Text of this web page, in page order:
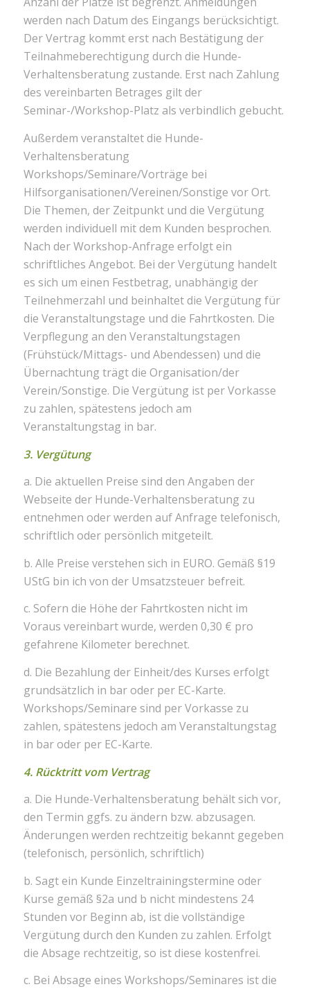
werden nach Datum des Eingangs berücksichtigt.
Der Vertrag kommt erst nach Bestätigung der
Teilnahmeberechtigung durch die Hunde-
Verhaltensberatung zustande. Erst nach Zahlung
des vereinbarten Betrages gilt der
Seminar-/Workshop-Platz als verbindlich gebucht.
Außerdem veranstaltet die Hunde-
Verhaltensberatung
Workshops/Seminare/Vorträge bei
Hilfsorganisationen/Vereinen/Sonstige vor Ort.
Die Themen, der Zeitpunkt und die Vergütung
werden individuell mit dem Kunden besprochen.
Nach der Workshop-Anfrage erfolgt ein
schriftliches Angebot. Bei der Vergütung handelt
es sich um einen Festbetrag, unabhängig der
Teilnehmerzahl und beinhaltet die Vergütung für
die Veranstaltungstage und die Fahrtkosten. Die
Verpflegung an den Veranstaltungstagen
(Frühstück/Mittags- und Abendessen) und die
Übernachtung trägt die Organisation/der
Verein/Sonstige. Die Vergütung ist per Vorkasse
zu zahlen, spätestens jedoch am
Veranstaltungstag in bar.
3. Vergütung
a. Die aktuellen Preise sind den Angaben der
Webseite der Hunde-Verhaltensberatung zu
entnehmen oder werden auf Anfrage telefonisch,
schriftlich oder persönlich mitgeteilt.
b. Alle Preise verstehen sich in EURO. Gemäß §19
UStG bin ich von der Umsatzsteuer befreit.
c. Sofern die Höhe der Fahrtkosten nicht im
Voraus vereinbart wurde, werden 0,30 € pro
gefahrene Kilometer berechnet.
d. Die Bezahlung der Einheit/des Kurses erfolgt
grundsätzlich in bar oder per EC-Karte.
Workshops/Seminare sind per Vorkasse zu
zahlen, spätestens jedoch am Veranstaltungstag
in bar oder per EC-Karte.
4. Rücktritt vom Vertrag
a. Die Hunde-Verhaltensberatung behält sich vor,
den Termin ggfs. zu ändern bzw. abzusagen.
Änderungen werden rechtzeitig bekannt gegeben
(telefonisch, persönlich, schriftlich)
b. Sagt ein Kunde Einzeltrainingstermine oder
Kurse gemäß §2a und b nicht mindestens 24
Stunden vor Beginn ab, ist die vollständige
Vergütung durch den Kunden zu zahlen. Erfolgt
die Absage rechtzeitig, so ist diese kostenfrei.
c. Bei Absage eines Workshops/Seminares ist die